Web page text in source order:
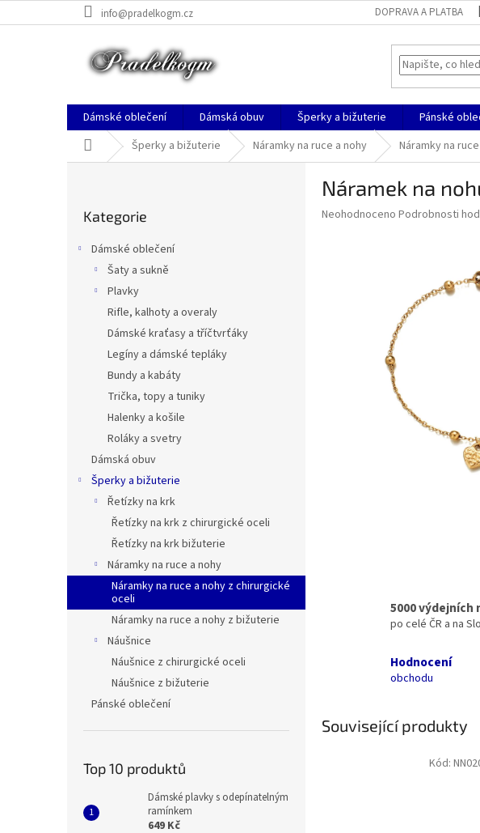
na
info@pradelkogm.cz DOPRAVA A PLATBA
Dámské oblečení Dámská obuv Šperky a bižuterie Pánské
Domů Šperky a bižuterie Náramky na ruce a nohy Náramky na
kategorie
Kategorie
Dámské oblečení
Šaty a sukně
Plavky
Rifle, kalhoty a overaly
Dámské kraťasy a tříčtvrťáky
Legíny a dámské tepláky
Bundy a kabáty
Trička, topy a tuniky
Halenky a košile
Roláky a svetry
Dámská obuv
Šperky a bižuterie
Řetízky na krk
Řetízky na krk z chirurgické oceli
Řetízky na krk bižuterie
Náramky na ruce a nohy
Náramky na ruce a nohy z chirurgické
oceli
Náramky na ruce a nohy z bižuterie
Náušnice
Náušnice z chirurgické oceli
Náušnice z bižuterie
Pánské oblečení
Top 10 produktů
Dámské plavky s odepínatelným
ramínkem
649 Kč
Náramek na
Průměrné
Neohodnoceno Podrobnosti
5000 výdejních
po celé ČR a na
Hodnocení
obchodu
Související produkty
Kód: